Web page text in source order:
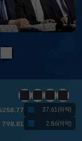
다음
6258.77 37.61(하락)
798.81 2.86(하락)
37.61(하락)
798.81 2.86(하락)
정지이전다음일일경